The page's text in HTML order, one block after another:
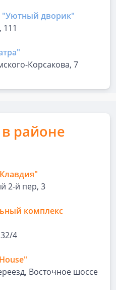
"Уютный дворик"
111
Корсакова, 7
районе
2-й пер, 3
комплекс
4
Восточное шоссе